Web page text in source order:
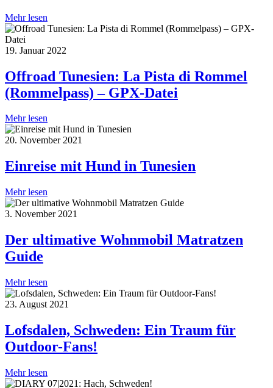
Mehr lesen
19. Januar 2022
Offroad Tunesien: La Pista di Rommel
(Rommelpass) – GPX-Datei
Mehr lesen
20. November 2021
Einreise mit Hund in Tunesien
Mehr lesen
3. November 2021
Der ultimative Wohnmobil Matratzen
Guide
Mehr lesen
23. August 2021
Lofsdalen, Schweden: Ein Traum für
Outdoor-Fans!
Mehr lesen